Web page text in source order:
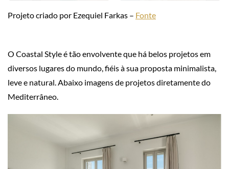
Projeto criado por Ezequiel Farkas – Fonte
O Coastal Style é tão envolvente que há belos projetos em
diversos lugares do mundo, fiéis à sua proposta minimalista,
leve e natural. Abaixo imagens de projetos diretamente do
Mediterrâneo.